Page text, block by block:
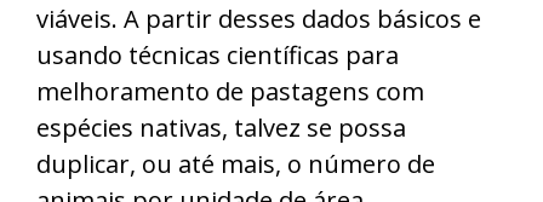
viáveis. A partir desses dados básicos e
usando técnicas científicas para
melhoramento de pastagens com
espécies nativas, talvez se possa
duplicar, ou até mais, o número de